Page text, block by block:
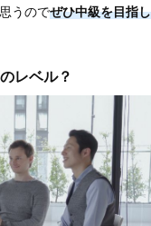
うのでぜひ中級を目指し
レベル？